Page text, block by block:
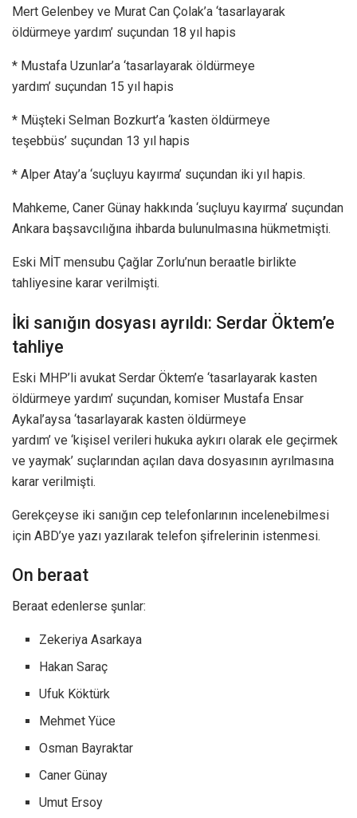
Mert Gelenbey ve Murat Can Çolak’a ‘tasarlayarak
öldürmeye yardım’ suçundan 18 yıl hapis
* Mustafa Uzunlar’a ‘tasarlayarak öldürmeye
yardım’ suçundan 15 yıl hapis
* Müşteki Selman Bozkurt’a ‘kasten öldürmeye
teşebbüs’ suçundan 13 yıl hapis
* Alper Atay’a ‘suçluyu kayırma’ suçundan iki yıl hapis.
Mahkeme, Caner Günay hakkında ‘suçluyu kayırma’ suçundan
Ankara başsavcılığına ihbarda bulunulmasına hükmetmişti.
Eski MİT mensubu Çağlar Zorlu’nun beraatle birlikte
tahliyesine karar verilmişti.
İki sanığın dosyası ayrıldı: Serdar Öktem’e
tahliye
Eski MHP’li avukat Serdar Öktem’e ‘tasarlayarak kasten
öldürmeye yardım’ suçundan, komiser Mustafa Ensar
Aykal’aysa ‘tasarlayarak kasten öldürmeye
yardım’ ve ‘kişisel verileri hukuka aykırı olarak ele geçirmek
ve yaymak’ suçlarından açılan dava dosyasının ayrılmasına
karar verilmişti.
Gerekçeyse iki sanığın cep telefonlarının incelenebilmesi
için ABD’ye yazı yazılarak telefon şifrelerinin istenmesi.
On beraat
Beraat edenlerse şunlar:
Zekeriya Asarkaya
Hakan Saraç
Ufuk Köktürk
Mehmet Yüce
Osman Bayraktar
Caner Günay
Umut Ersoy